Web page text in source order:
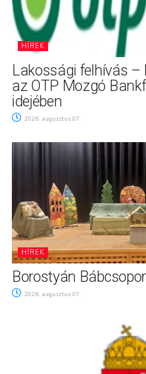
HÍREK
Lakossági felhívás
az OTP Mozgó
idejében
2026. augusztus 07.
HÍREK
Borostyán
2026. augusztus 07.